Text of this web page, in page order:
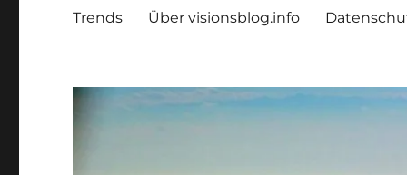
Trends Über visionsblog.info